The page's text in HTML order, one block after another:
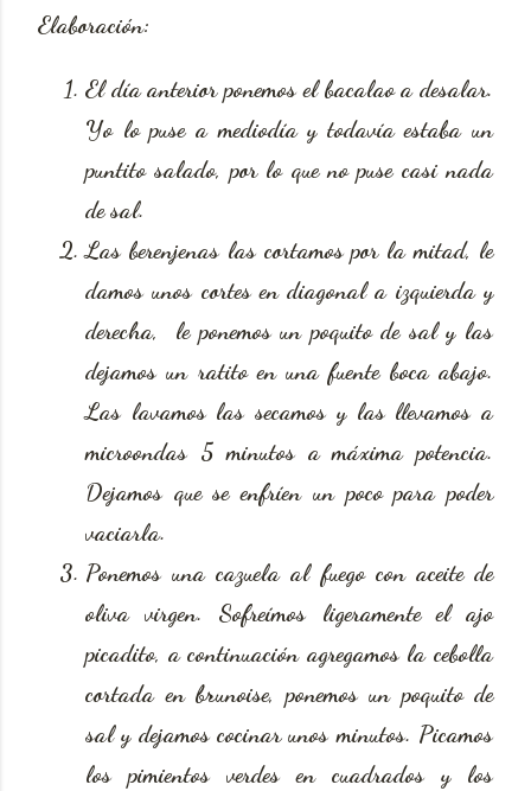
Elaboración:
El día anterior ponemos el bacalao a desalar.
Yo lo puse a mediodía y todavía estaba un
puntito salado, por lo que no puse casi nada
de sal.
Las berenjenas las cortamos por la mitad, le
damos unos cortes en diagonal a izquierda y
derecha, le ponemos un poquito de sal y las
dejamos un ratito en una fuente boca abajo.
Las lavamos las secamos y las llevamos a
microondas 5 minutos a máxima potencia.
Dejamos que se enfríen un poco para poder
vaciarla.
Ponemos una cazuela al fuego con aceite de
oliva virgen. Sofreímos ligeramente el ajo
picadito, a continuación agregamos la cebolla
cortada en brunoise, ponemos un poquito de
sal y dejamos cocinar unos minutos. Picamos
los pimientos verdes en cuadrados y los